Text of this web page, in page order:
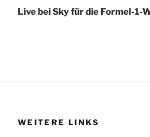
Beitrag
Live bei Sky für die Formel-
WEITERE LINKS